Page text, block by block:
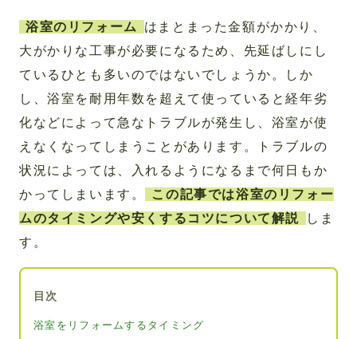
浴室のリフォーム
はまとまった金額がかかり、
大がかりな工事が必要になるため、先延ばしにし
ているひとも多いのではないでしょうか。しか
し、浴室を耐用年数を超えて使っていると経年劣
化などによって急なトラブルが発生し、浴室が使
えなくなってしまうことがあります。トラブルの
状況によっては、入れるようになるまで何日もか
かってしまいます。
この記事では浴室のリフォー
ムのタイミングや安くするコツについて解説
しま
す。
目次
浴室をリフォームするタイミング